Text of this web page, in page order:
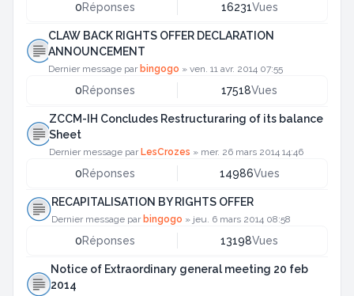
0Réponses 16231Vues
CLAW BACK RIGHTS OFFER DECLARATION
ANNOUNCEMENT
Dernier message par bingogo » ven. 11 avr. 2014 07:55
0Réponses 17518Vues
ZCCM-IH Concludes Restructuraring of its balance
Sheet
Dernier message par LesCrozes » mer. 26 mars 2014 14:46
0Réponses 14986Vues
RECAPITALISATION BY RIGHTS OFFER
Dernier message par bingogo » jeu. 6 mars 2014 08:58
0Réponses 13198Vues
Notice of Extraordinary general meeting 20 feb
2014